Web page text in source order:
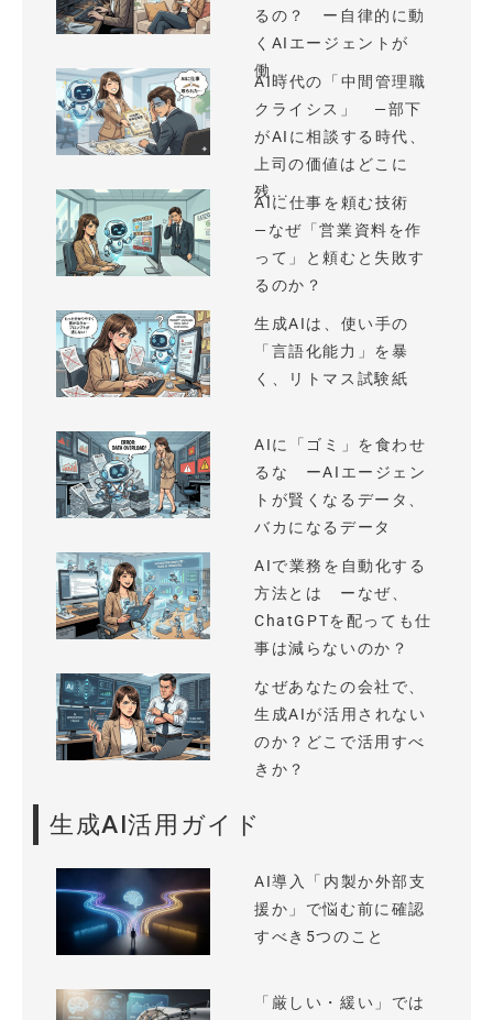
るの？ ー自律的に動
くAIエージェントが
働...
AI時代の「中間管理職
クライシス」 —部下
がAIに相談する時代、
上司の価値はどこに
残...
AIに仕事を頼む技術
—なぜ「営業資料を作
って」と頼むと失敗す
るのか？
生成AIは、使い手の
「言語化能力」を暴
く、リトマス試験紙
AIに「ゴミ」を食わせ
るな ーAIエージェン
トが賢くなるデータ、
バカになるデータ
AIで業務を自動化する
方法とは ーなぜ、
ChatGPTを配っても仕
事は減らないのか？
なぜあなたの会社で、
生成AIが活用されない
のか？どこで活用すべ
きか？
生成AI活用ガイド
AI導入「内製か外部支
援か」で悩む前に確認
すべき5つのこと
「厳しい・緩い」では